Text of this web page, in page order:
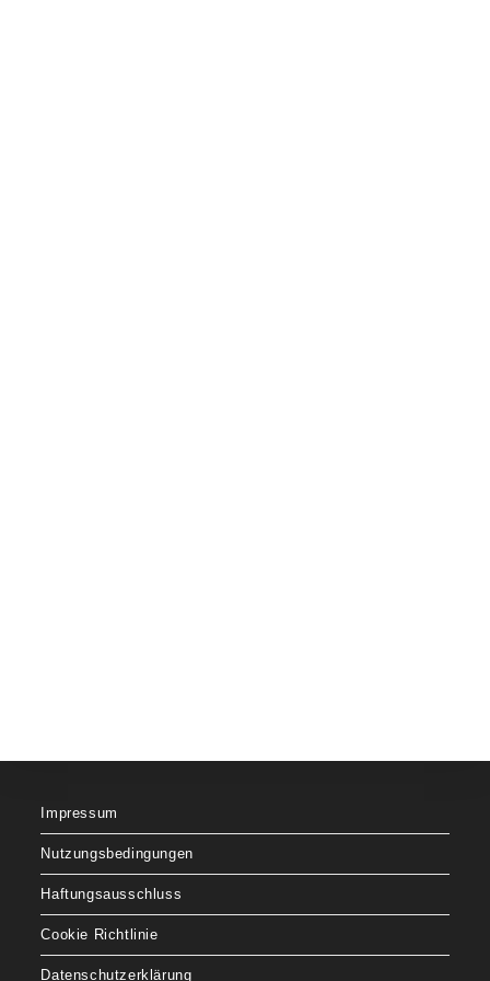
Impressum
Nutzungsbedingungen
Haftungsausschluss
Cookie Richtlinie
Datenschutzerklärung